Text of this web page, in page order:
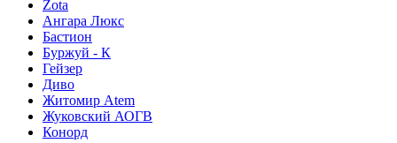
Zota
Ангара Люкс
Бастион
Буржуй - К
Гейзер
Диво
Житомир Аtem
Жуковский АОГВ
Конорд